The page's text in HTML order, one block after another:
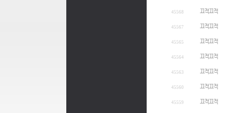
45568 끄적끄적
45567 끄적끄적
45565 끄적끄적
45564 끄적끄적
45563 끄적끄적
45560 끄적끄적
45559 끄적끄적